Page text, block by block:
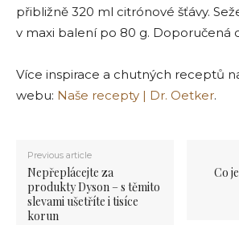
přibližně 320 ml citrónové šťávy.
v maxi balení po 80 g. Doporučená
Více inspirace a chutných receptů
webu: Naše recepty | Dr. Oetker.
Previous article
Nepřeplácejte za
produkty Dyson – s těmito
slevami ušetříte i tisíce
korun
Co